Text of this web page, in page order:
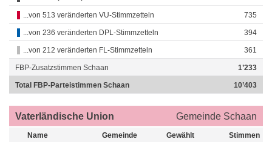
...von 513 veränderten VU-Stimmzetteln 735
...von 236 veränderten DPL-Stimmzetteln 394
...von 212 veränderten FL-Stimmzetteln 361
FBP-Zusatzstimmen Schaan 1’233
Total FBP-Parteistimmen Schaan 10’403
Vaterländische Union Gemeinde Schaan
Name Gemeinde Gewählt Stimmen